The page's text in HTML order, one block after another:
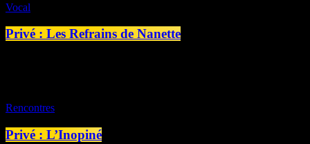
Vocal
Privé : Les Refrains de Nanette
Rencontres
Privé : L’Inopiné